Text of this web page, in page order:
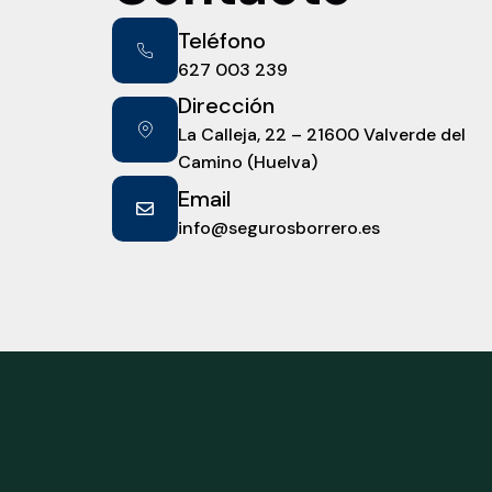
Teléfono
627 003 239
Dirección
La Calleja, 22 – 21600 Valverde del
Camino (Huelva)
Email
info@segurosborrero.es